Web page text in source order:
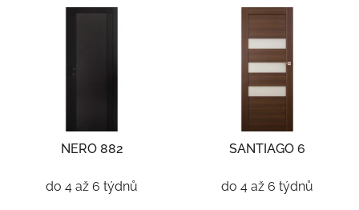
NERO 882
do 4 až 6 týdnů
SANTIAGO 6
do 4 až 6 týdnů